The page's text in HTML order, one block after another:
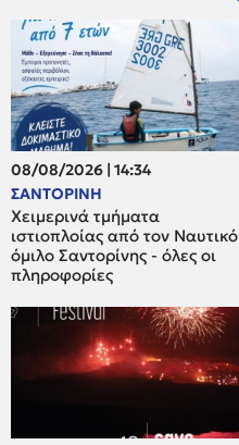
08/08/2026 | 14:34
ΣΑΝΤΟΡΙΝΗ
Χειμερινά τμήματα
ιστιοπλοίας από τον Ναυτικό
όμιλο Σαντορίνης - όλες οι
πληροφορίες